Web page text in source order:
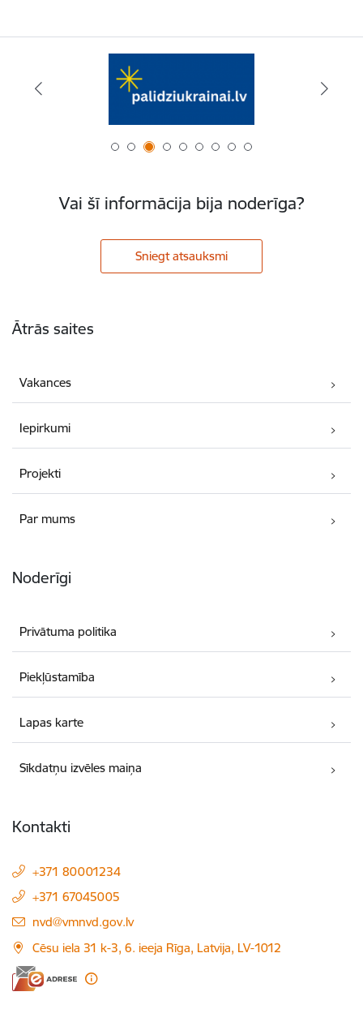
Vai šī informācija bija noderīga?
Sniegt atsauksmi
Ātrās saites
Vakances
Iepirkumi
Projekti
Par mums
Noderīgi
Privātuma politika
Piekļūstamība
Lapas karte
Sīkdatņu izvēles maiņa
Kontakti
+371 80001234
+371 67045005
E-pasts:
nvd@vmnvd.gov.lv
Cēsu iela 31 k-3, 6. ieeja Rīga, Latvija, LV-1012